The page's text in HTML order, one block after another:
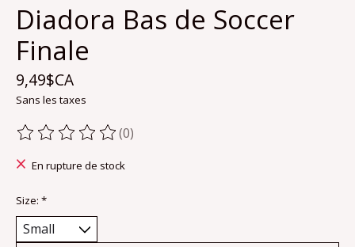
Diadora Bas de Soccer
Finale
9,49$CA
Sans les taxes
Ce produit est évalué à
(0)
En rupture de stock
Size: *